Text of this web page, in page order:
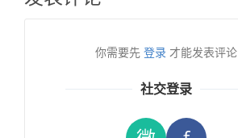
你需要先 登录 才能发表评论
社交登录